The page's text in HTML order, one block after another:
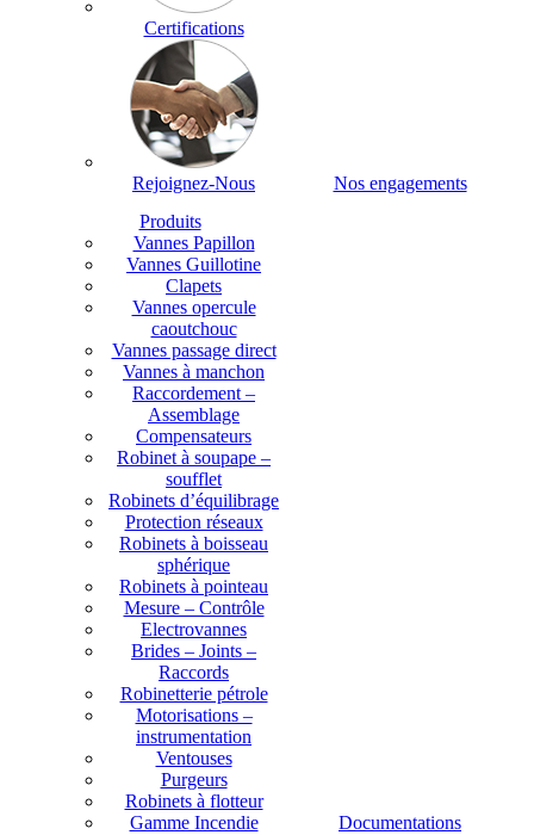
Certifications
Rejoignez-Nous
Nos engagements
Produits
Vannes Papillon
Vannes Guillotine
Clapets
Vannes opercule
caoutchouc
Vannes passage direct
Vannes à manchon
Raccordement –
Assemblage
Compensateurs
Robinet à soupape –
soufflet
Robinets d’équilibrage
Protection réseaux
Robinets à boisseau
sphérique
Robinets à pointeau
Mesure – Contrôle
Electrovannes
Brides – Joints –
Raccords
Robinetterie pétrole
Motorisations –
instrumentation
Ventouses
Purgeurs
Robinets à flotteur
Gamme Incendie
Documentations